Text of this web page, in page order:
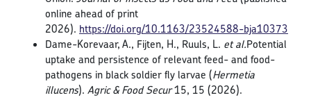
online ahead of print
2026). https://doi.org/10.1163/23524588-bja10373
Dame-Korevaar, A., Fijten, H., Ruuls, L. et al.Potential
uptake and persistence of relevant feed- and food-
pathogens in black soldier fly larvae (Hermetia
illucens). Agric & Food Secur15, 15 (2026).